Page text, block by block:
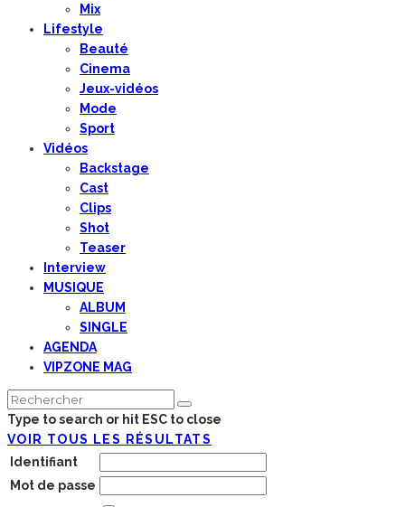
Mix
Lifestyle
Beauté
Cinema
Jeux-vidéos
Mode
Sport
Vidéos
Backstage
Cast
Clips
Shot
Teaser
Interview
MUSIQUE
ALBUM
SINGLE
AGENDA
VIPZONE MAG
Type to search or hit ESC to close
VOIR TOUS LES RÉSULTATS
Identifiant
Mot de passe